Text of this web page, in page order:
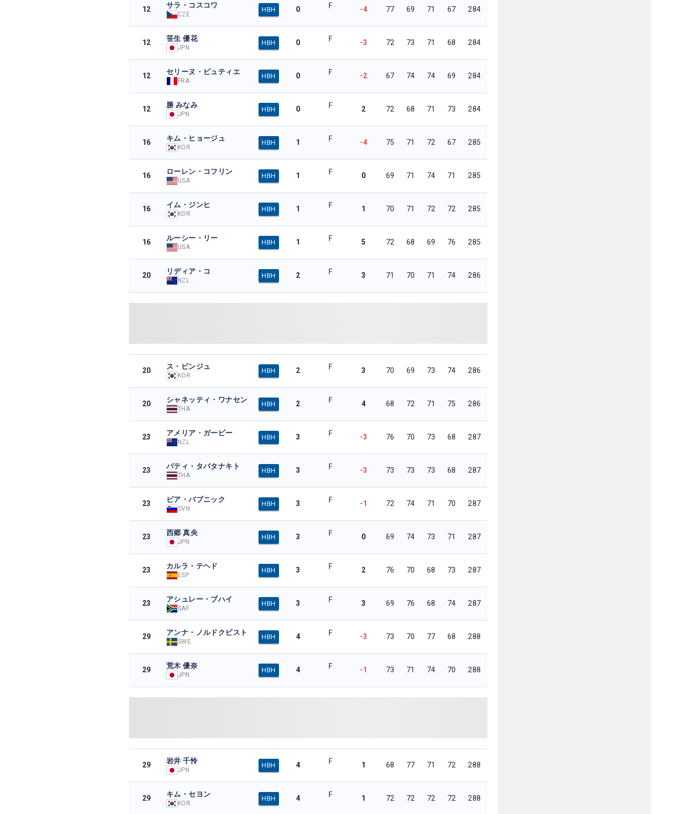
12 サラ・コスコワ
CZE
HBH 0 F -4 77 69 71 67 284
12 笹生 優花
JPN
HBH 0 F -3 72 73 71 68 284
12 セリーヌ・ビュティエ
FRA
HBH 0 F -2 67 74 74 69 284
12 勝 みなみ
JPN
HBH 0 F 2 72 68 71 73 284
16 キム・ヒョージュ
KOR
HBH 1 F -4 75 71 72 67 285
16 ローレン・コフリン
USA
HBH 1 F 0 69 71 74 71 285
16 イム・ジンヒ
KOR
HBH 1 F 1 70 71 72 72 285
16 ルーシー・リー
USA
HBH 1 F 5 72 68 69 76 285
20 リディア・コ
NZL
HBH 2 F 3 71 70 71 74 286
20 ス・ビンジュ
KOR
HBH 2 F 3 70 69 73 74 286
20 シャネッティ・ワナセン
THA
HBH 2 F 4 68 72 71 75 286
23 アメリア・ガービー
NZL
HBH 3 F -3 76 70 73 68 287
23 パティ・タバタナキト
THA
HBH 3 F -3 73 73 73 68 287
23 ピア・バブニック
SVN
HBH 3 F -1 72 74 71 70 287
23 西郷 真央
JPN
HBH 3 F 0 69 74 73 71 287
23 カルラ・テヘド
ESP
HBH 3 F 2 76 70 68 73 287
23 アシュレー・ブハイ
SAF
HBH 3 F 3 69 76 68 74 287
29 アンナ・ノルドクビスト
SWE
HBH 4 F -3 73 70 77 68 288
29 荒木 優奈
JPN
HBH 4 F -1 73 71 74 70 288
29 岩井 千怜
JPN
HBH 4 F 1 68 77 71 72 288
29 キム・セヨン
KOR
HBH 4 F 1 72 72 72 72 288